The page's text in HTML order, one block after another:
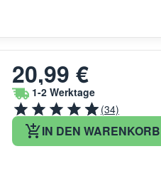
20,99 €
1-2 Werktage
(34)
IN DEN WARENKORB